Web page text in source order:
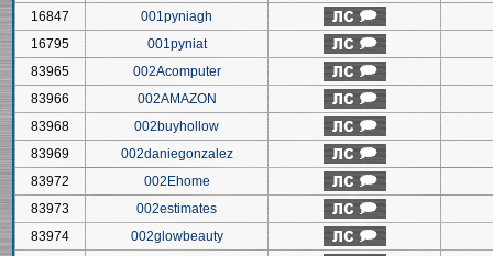
16847
001pyniagh
16795
001pyniat
83965
002Acomputer
83966
002AMAZON
83968
002buyhollow
83969
002daniegonzalez
83972
002Ehome
83973
002estimates
83974
002glowbeauty